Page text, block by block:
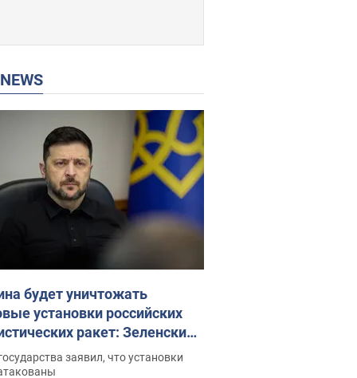
NEWS
будет уничтожать
установки российских
ракет: Зеленский
заседание СНБО
заявил, что установки